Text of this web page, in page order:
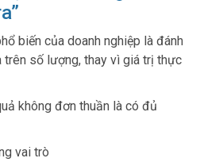
biến của doanh nghiệp là đánh
số lượng, thay vì giá trị thực
không đơn thuần là có đủ
vai trò